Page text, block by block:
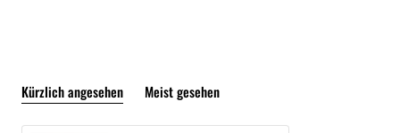
Kürzlich angesehen Meist gesehen